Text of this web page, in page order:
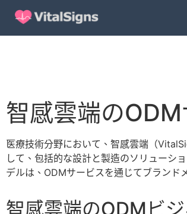
智感雲端の
医療技術分野において、智感雲端（
して、包括的な設計と製造のソリューシ
デルは、ODMサービスを通じてブランド
智感雲端のODMビ